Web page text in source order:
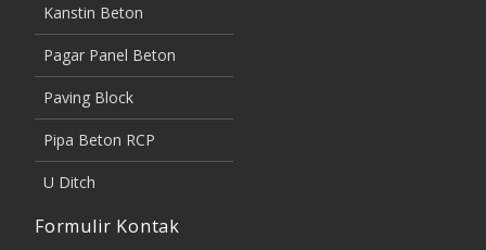
Kanstin Beton
Pagar Panel Beton
Paving Block
Pipa Beton RCP
U Ditch
Formulir Kontak